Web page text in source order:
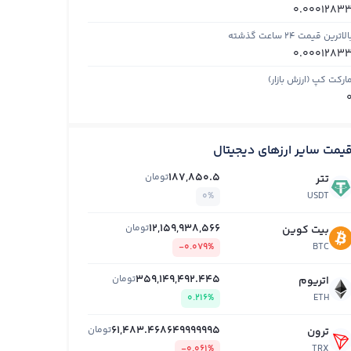
0.00012833
قیمت ۲۴ ساعت گذشته
0.00012833
مارکت کپ (ارزش بازار)
0
قیمت سایر ارزهای دیجیتال
تتر
USDT
187,850.5تومان
0%
بیت کوین
BTC
12,159,938,566تومان
-0.079%
اتریوم
ETH
359,149,492.445تومان
0.216%
ترون 61,483.468649999995تومان